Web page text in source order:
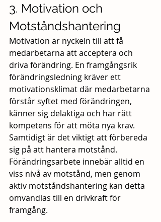
3. Motivation och
Motståndshantering
Motivation är nyckeln till att få
medarbetarna att acceptera och
driva förändring. En framgångsrik
förändringsledning kräver ett
motivationsklimat där medarbetarna
förstår syftet med förändringen,
känner sig delaktiga och har rätt
kompetens för att möta nya krav.
Samtidigt är det viktigt att förbereda
sig på att hantera motstånd.
Förändringsarbete innebär alltid en
viss nivå av motstånd, men genom
aktiv motståndshantering kan detta
omvandlas till en drivkraft för
framgång.